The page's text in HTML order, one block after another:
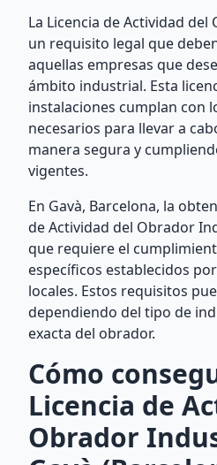
La Licencia de Actividad
un requisito legal que
aquellas empresas que
ámbito industrial. Esta
instalaciones cumplan con
necesarios para llevar a
manera segura y
vigentes.
En Gavà, Barcelona, la
de Actividad del Obrador
que requiere el
específicos establecidos
locales. Estos requisitos
dependiendo del tipo de
exacta del obrador.
Cómo
Licencia de
Obrador